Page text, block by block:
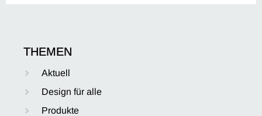
THEMEN
Aktuell
Design für alle
Produkte